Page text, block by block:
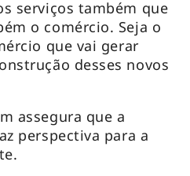
serviços também que
o comércio. Seja o
que vai gerar
desses novos
assegura que a
perspectiva para a